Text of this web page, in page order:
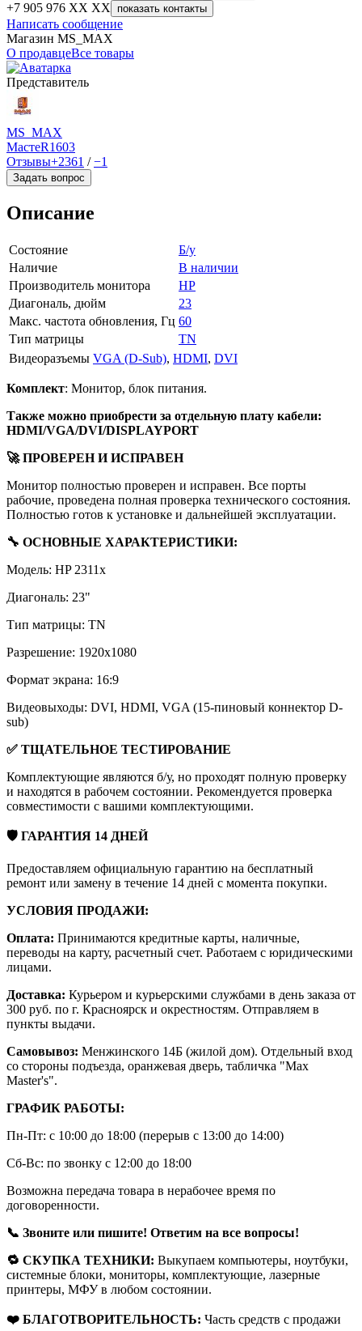
+7 905 976 XX XX
показать контакты
Написать сообщение
Магазин MS_MAX
О продавцеВсе товары
Представитель
MS_MAX
МастеR1603
Отзывы+2361 /−1
Задать вопрос
Описание
Состояние
Б/у
Наличие
В наличии
Производитель монитора
HP
Диагональ, дюйм
23
Макс. частота обновления, Гц 60
Тип матрицы
TN
Видеоразъемы VGA (D-Sub), HDMI, DVI
Комплект: Монитор, блок питания.
Также можно приобрести за отдельную плату кабели:
HDMI/VGA/DVI/DISPLAYPORT
🚀 ПРОВЕРЕН И ИСПРАВЕН
Монитор полностью проверен и исправен. Все порты
рабочие, проведена полная проверка технического состояния.
Полностью готов к установке и дальнейшей эксплуатации.
🔧 ОСНОВНЫЕ ХАРАКТЕРИСТИКИ:
Модель: HP 2311x
Диагональ: 23"
Тип матрицы: TN
Разрешение: 1920x1080
Формат экрана: 16:9
Видеовыходы: DVI, HDMI, VGA (15-пиновый коннектор D-
sub)
✅ ТЩАТЕЛЬНОЕ ТЕСТИРОВАНИЕ
Комплектующие являются б/у, но проходят полную проверку
и находятся в рабочем состоянии. Рекомендуется проверка
совместимости с вашими комплектующими.
🛡 ГАРАНТИЯ 14 ДНЕЙ
Предоставляем официальную гарантию на бесплатный
ремонт или замену в течение 14 дней с момента покупки.
УСЛОВИЯ ПРОДАЖИ:
Оплата: Принимаются кредитные карты, наличные,
переводы на карту, расчетный счет. Работаем с юридическими
лицами.
Доставка: Курьером и курьерскими службами в день заказа от
300 руб. по г. Красноярск и окрестностям. Отправляем в
пункты выдачи.
Самовывоз: Менжинского 14Б (жилой дом). Отдельный вход
со стороны подъезда, оранжевая дверь, табличка "Max
Master's".
ГРАФИК РАБОТЫ:
Пн-Пт: с 10:00 до 18:00 (перерыв с 13:00 до 14:00)
Сб-Вс: по звонку с 12:00 до 18:00
Возможна передача товара в нерабочее время по
договоренности.
📞 Звоните или пишите! Ответим на все вопросы!
🔁 СКУПКА ТЕХНИКИ: Выкупаем компьютеры, ноутбуки,
системные блоки, мониторы, комплектующие, лазерные
принтеры, МФУ в любом состоянии.
❤️ БЛАГОТВОРИТЕЛЬНОСТЬ: Часть средств с продажи